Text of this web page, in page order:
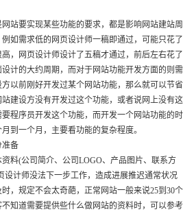
站要实现某些功能的要求，都是影响网站建站周
如需求低的网页设计师一稿即通过，可能只花了
，网页设计师设计了五稿才通过，前后左右花了
计的大约周期，而对于网站功能开发方面的则需
以前刚好开发过某个网站功能，那么就可以节省
建设方没有开发过这个功能，或者说网上没有这
程序员开发这个功能，而开发一个网站功能的时
到一个月，主要看功能的复杂程度。
准备
料(公司简介、公司LOGO、产品图片、联系方
设计师没法下一步工作，造成进展推迟通常状况
时，规定不会太奇葩，正常网站一般来说25到30个
知道需要提供些什么做网站的资料时，可以参考